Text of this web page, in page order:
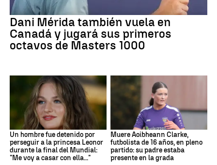
Dani Mérida también vuela en
Canadá y jugará sus primeros
octavos de Masters 1000
Un hombre fue detenido por
perseguir a la princesa Leonor
durante la final del Mundial:
"Me voy a casar con ella..."
Muere Aoibheann Clarke,
futbolista de 16 años, en pleno
partido: su padre estaba
presente en la grada